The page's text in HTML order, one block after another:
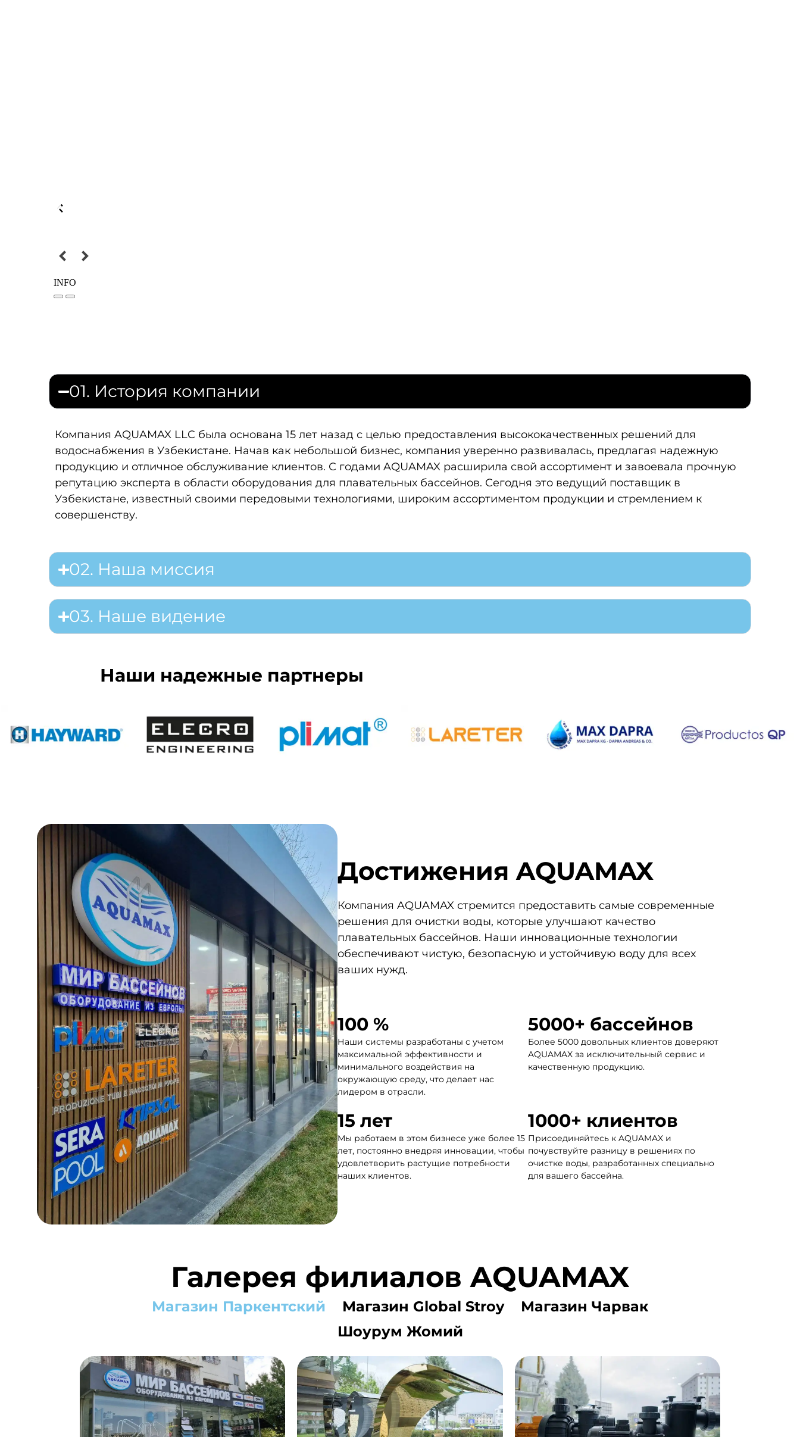
01. История компании
Компания AQUAMAX LLC была основана 15 лет назад с целью предоставления высококачественных решений для
водоснабжения в Узбекистане. Начав как небольшой бизнес, компания уверенно развивалась, предлагая надежную
продукцию и отличное обслуживание клиентов. С годами AQUAMAX расширила свой ассортимент и завоевала прочную
репутацию эксперта в области оборудования для плавательных бассейнов. Сегодня это ведущий поставщик в
Узбекистане, известный своими передовыми технологиями, широким ассортиментом продукции и стремлением к
совершенству.
02. Наша миссия
03. Наше видение
Наши надежные партнеры
Достижения AQUAMAX
Компания AQUAMAX стремится предоставить самые современные
решения для очистки воды, которые улучшают качество
плавательных бассейнов. Наши инновационные технологии
обеспечивают чистую, безопасную и устойчивую воду для всех
ваших нужд.
100 %
Наши системы разработаны с учетом
максимальной эффективности и
минимального воздействия на
окружающую среду, что делает нас
лидером в отрасли.
5000+ бассейнов
Более 5000 довольных клиентов доверяют
AQUAMAX за исключительный сервис и
качественную продукцию.
15 лет
Мы работаем в этом бизнесе уже более 15
лет, постоянно внедряя инновации, чтобы
удовлетворить растущие потребности
наших клиентов.
1000+ клиентов
Присоединяйтесь к AQUAMAX и
почувствуйте разницу в решениях по
очистке воды, разработанных специально
для вашего бассейна.
Галерея филиалов AQUAMAX
Магазин Паркентский Магазин Global Stroy
Магазин Чарвак
Шоурум Жомий